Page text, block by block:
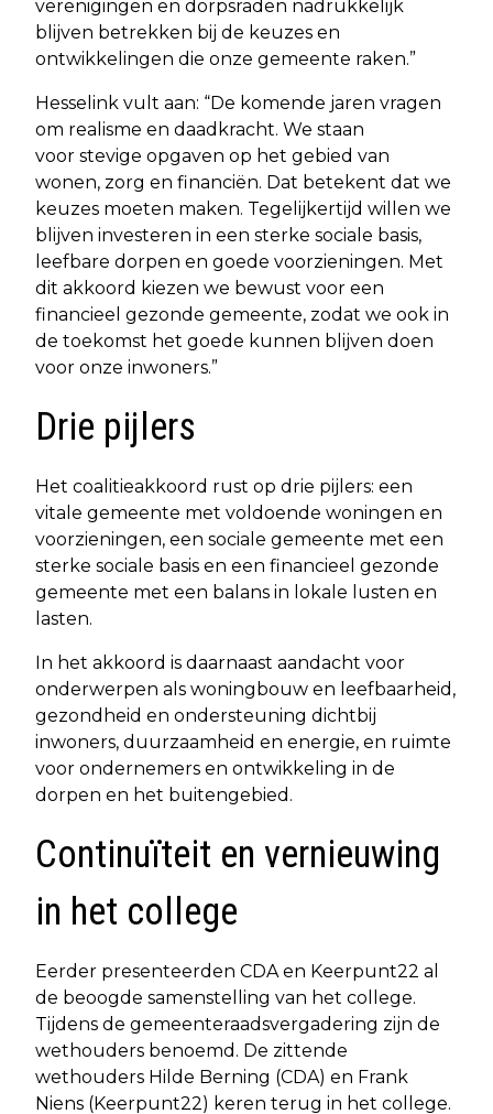
verenigingen en dorpsraden nadrukkelijk
blijven betrekken bij de keuzes en
ontwikkelingen die onze gemeente raken.”
Hesselink vult aan: “De komende jaren vragen
om realisme en daadkracht. We staan
voor stevige opgaven op het gebied van
wonen, zorg en financiën. Dat betekent dat we
keuzes moeten maken. Tegelijkertijd willen we
blijven investeren in een sterke sociale basis,
leefbare dorpen en goede voorzieningen. Met
dit akkoord kiezen we bewust voor een
financieel gezonde gemeente, zodat we ook in
de toekomst het goede kunnen blijven doen
voor onze inwoners.”
Drie pijlers
Het coalitieakkoord rust op drie pijlers: een
vitale gemeente met voldoende woningen en
voorzieningen, een sociale gemeente met een
sterke sociale basis en een financieel gezonde
gemeente met een balans in lokale lusten en
lasten.
In het akkoord is daarnaast aandacht voor
onderwerpen als woningbouw en leefbaarheid,
gezondheid en ondersteuning dichtbij
inwoners, duurzaamheid en energie, en ruimte
voor ondernemers en ontwikkeling in de
dorpen en het buitengebied.
Continuïteit en vernieuwing
in het college
Eerder presenteerden CDA en Keerpunt22 al
de beoogde samenstelling van het college.
Tijdens de gemeenteraadsvergadering zijn de
wethouders benoemd. De zittende
wethouders Hilde Berning (CDA) en Frank
Niens (Keerpunt22) keren terug in het college.